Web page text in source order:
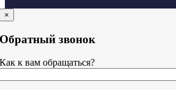
×
Обратный звонок
Как к вам обращаться?